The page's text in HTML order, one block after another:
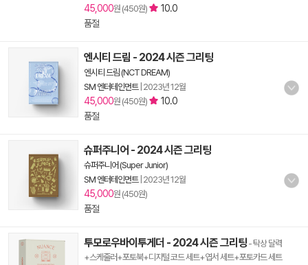
45,000원 (450원)
10.0
품절
엔시티 드림 - 2024 시즌 그리팅
엔시티 드림 (NCT DREAM)
SM 엔터테인먼트| 2023년 12월
45,000원 (450원)
10.0
품절
슈퍼주니어 - 2024 시즌 그리팅
슈퍼주니어 (Super Junior)
SM 엔터테인먼트| 2023년 12월
45,000원 (450원)
품절
투모로우바이투게더 - 2024 시즌 그리팅 - 탁상 달력
+스케줄러+포토북+디지털 코드 세트+엽서 세트+포토카드 세트